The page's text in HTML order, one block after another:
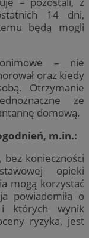
14 dni,
będą mogli
– nie
oraz kiedy
Otrzymanie
ze
domową.
m.in.:
konieczności
opieki
mogą korzystać
powiadomiła o
i których wynik
ryzyka, jest